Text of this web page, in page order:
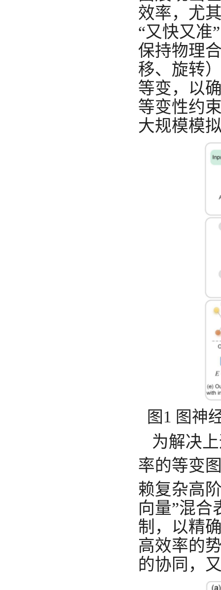
效率，尤
“又快又准
保持物理
移、旋转
等变，以
等变性约
大规模模
图 1 图神
为解决
率的等变
赖复杂高
向量”混合
制，以精
高效率的
的协同，